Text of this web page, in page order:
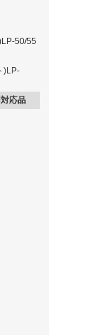
50/55
)LP-
応品